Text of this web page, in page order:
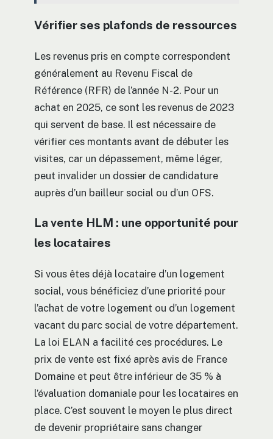
Vérifier ses plafonds de ressources
Les revenus pris en compte correspondent
généralement au Revenu Fiscal de
Référence (RFR) de l’année N-2. Pour un
achat en 2025, ce sont les revenus de 2023
qui servent de base. Il est nécessaire de
vérifier ces montants avant de débuter les
visites, car un dépassement, même léger,
peut invalider un dossier de candidature
auprès d’un bailleur social ou d’un OFS.
La vente HLM : une opportunité pour
les locataires
Si vous êtes déjà locataire d’un logement
social, vous bénéficiez d’une priorité pour
l’achat de votre logement ou d’un logement
vacant du parc social de votre département.
La loi ELAN a facilité ces procédures. Le
prix de vente est fixé après avis de France
Domaine et peut être inférieur de 35 % à
l’évaluation domaniale pour les locataires en
place. C’est souvent le moyen le plus direct
de devenir propriétaire sans changer